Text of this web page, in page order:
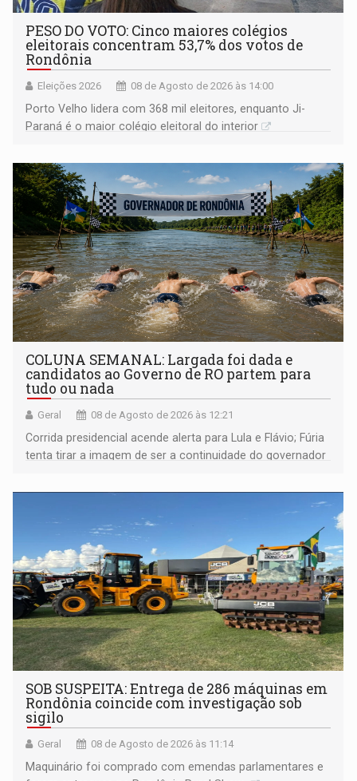
PESO DO VOTO: Cinco maiores colégios
eleitorais concentram 53,7% dos votos de
Rondônia
Eleições 2026 08 de Agosto de 2026 às 14:00
Porto Velho lidera com 368 mil eleitores, enquanto Ji-
Paraná é o maior colégio eleitoral do interior
COLUNA SEMANAL: Largada foi dada e
candidatos ao Governo de RO partem para
tudo ou nada
Geral 08 de Agosto de 2026 às 12:21
Corrida presidencial acende alerta para Lula e Flávio; Fúria
tenta tirar a imagem de ser a continuidade do governador
não ter entrado no modo eleição; ABAV faz evento em
SOB SUSPEITA: Entrega de 286 máquinas em
Rondônia coincide com investigação sob
sigilo
Geral 08 de Agosto de 2026 às 11:14
Maquinário foi comprado com emendas parlamentares e